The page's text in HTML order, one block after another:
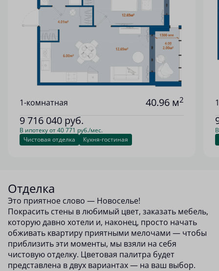
1-комнатная 40.96 м2
9 716 040 руб.
В ипотеку от 40 771 руб./мес.
Чистовая отделка
Кухня-гостиная
Отделка
Это приятное слово — Новоселье!
Покрасить стены в любимый цвет, заказать мебель,
которую давно хотели и, наконец, просто начать
обживать квартиру приятными мелочами — чтобы
приблизить эти моменты, мы взяли на себя
чистовую отделку. Цветовая палитра будет
представлена в двух вариантах — на ваш выбор.